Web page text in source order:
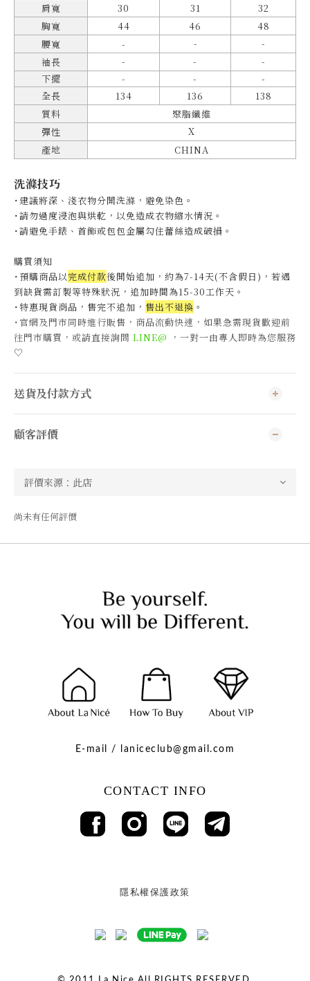
肩寬
30 31
32
胸寬
44 46
48
腰寬
- -
-
袖長
- -
-
下擺
- -
-
全長
134 136
138
質料
聚脂纖維
彈性
X
產地
CHINA
洗滌技巧
˙建議將深、淺衣物分開洗滌，避免染色。
˙請勿過度浸泡與烘乾，以免造成衣物縮水情況。
˙請避免手錶、首飾或包包金屬勾住蕾絲造成破損。
購買須知
˙預購商品以完成付款後開始追加，約為7-14天(不含假日)， 若遇
到缺貨需訂製等特殊狀況，追加時間為15-30工作天 。
˙特惠現貨商品，售完不追加， 售出不退換 。
˙官網及門市同時進行販售，商品流動快速，如果急需現貨歡迎前
往門市購買，或請直接詢問 LINE@ ，一對一由專人即時為您服務
♡
送貨及付款方式
顧客評價
尚未有任何評價
E-mail / laniceclub@gmail.com
CONTACT INFO
隱私權保護政策